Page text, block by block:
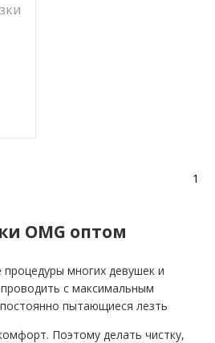
1
OMG оптом
многих девушек и
с максимальным
пытающиеся лезть
Поэтому делать чистку,